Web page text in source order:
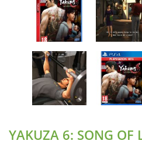
YAKUZA 6: SONG OF